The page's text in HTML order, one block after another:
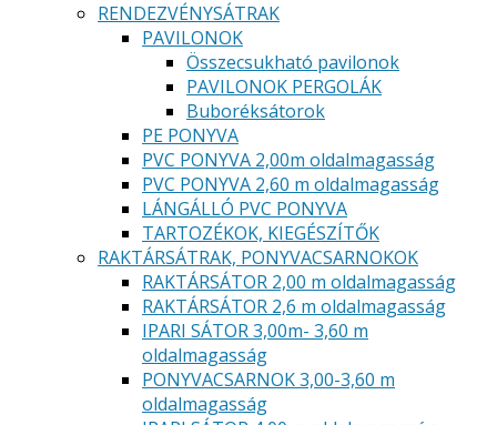
RENDEZVÉNYSÁTRAK
PAVILONOK
Összecsukható pavilonok
PAVILONOK PERGOLÁK
Buboréksátorok
PE PONYVA
PVC PONYVA 2,00m oldalmagasság
PVC PONYVA 2,60 m oldalmagasság
LÁNGÁLLÓ PVC PONYVA
TARTOZÉKOK, KIEGÉSZÍTŐK
RAKTÁRSÁTRAK, PONYVACSARNOKOK
RAKTÁRSÁTOR 2,00 m oldalmagasság
RAKTÁRSÁTOR 2,6 m oldalmagasság
IPARI SÁTOR 3,00m- 3,60 m
oldalmagasság
PONYVACSARNOK 3,00-3,60 m
oldalmagasság